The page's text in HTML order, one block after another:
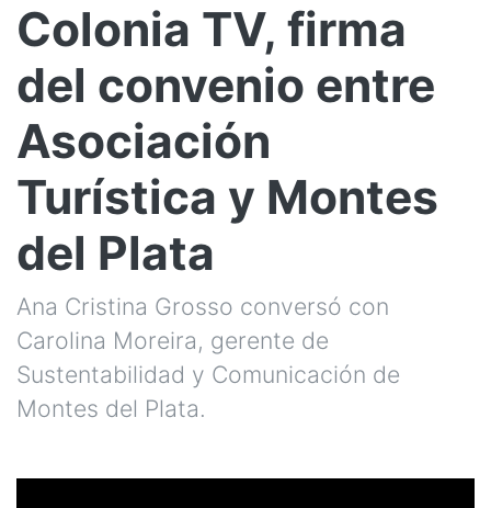
Colonia TV, firma
del convenio entre
Asociación
Turística y Montes
del Plata
Ana Cristina Grosso conversó con
Carolina Moreira, gerente de
Sustentabilidad y Comunicación de
Montes del Plata.